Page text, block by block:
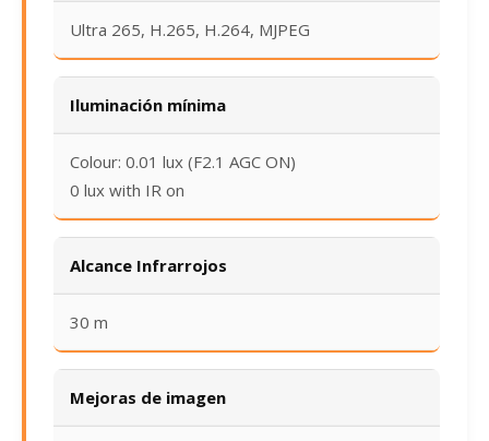
Ultra 265, H.265, H.264, MJPEG
Iluminación mínima
Colour: 0.01 lux (F2.1 AGC ON)
0 lux with IR on
Alcance Infrarrojos
30 m
Mejoras de imagen